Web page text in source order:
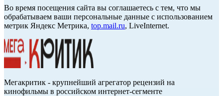
Во время посещения сайта вы соглашаетесь с тем, что мы
обрабатываем ваши персональные данные с использованием
метрик Яндекс Метрика, top.mail.ru, LiveInternet.
Мегакритик - крупнейший агрегатор рецензий на
кинофильмы в российском интернет-сегменте